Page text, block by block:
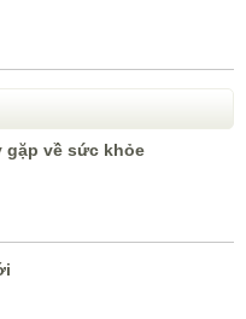
gặp về sức khỏe